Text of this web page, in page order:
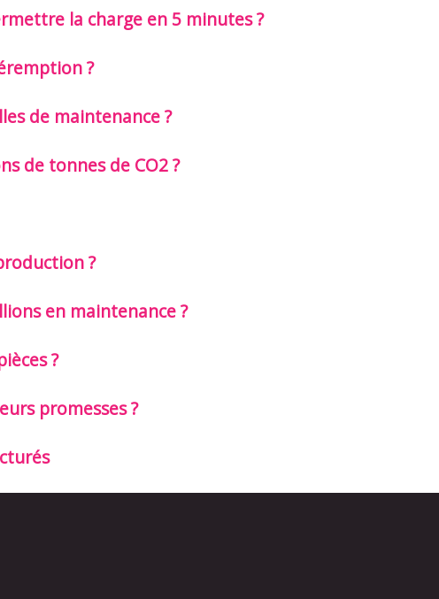
la charge en 5 minutes ?
?
de maintenance ?
de tonnes de CO2 ?
?
en maintenance ?
?
promesses ?